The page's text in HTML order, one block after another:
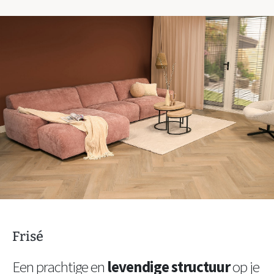
Frisé
Een prachtige en levendige structuurop je